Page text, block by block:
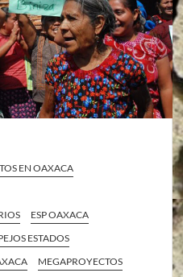
EN OAXACA
ESP OAXACA
ESTADOS
MEGAPROYECTOS